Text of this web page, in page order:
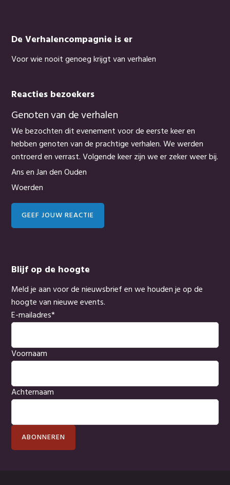
De Verhalencompagnie is er
Voor wie nooit genoeg krijgt van verhalen
Reacties bezoekers
Genoten van de verhalen
We bezochten dit evenement voor de eerste keer en
hebben genoten van de prachtige verhalen. We werden
ontroerd en verrast. Volgende keer zijn we er zeker weer bij.
Ans en Jan den Ouden
Woerden
GEEF JOUW REACTIE
Blijf op de hoogte
Meld je aan voor de nieuwsbrief en we houden je op de
hoogte van nieuwe events.
E-mailadres*
Voornaam
Achternaam
ABONNEREN